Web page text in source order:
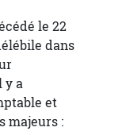
le 22
dans
y a
et
majeurs :